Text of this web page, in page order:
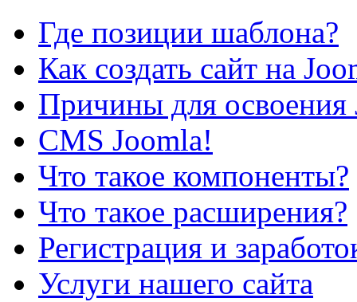
Где позиции шаблона?
Как создать сайт на
Причины для освоения
CMS Joomla!
Что такое компоненты?
Что такое расширения?
Регистрация и
Услуги нашего сайта